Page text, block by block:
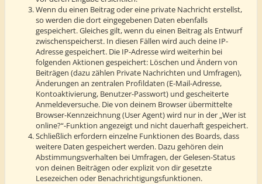
Wenn du einen Beitrag oder eine private Nachricht erstellst,
so werden die dort eingegebenen Daten ebenfalls
gespeichert. Gleiches gilt, wenn du einen Beitrag als Entwurf
zwischenspeicherst. In diesen Fällen wird auch deine IP-
Adresse gespeichert. Die IP-Adresse wird weiterhin bei
folgenden Aktionen gespeichert: Löschen und Ändern von
Beiträgen (dazu zählen Private Nachrichten und Umfragen),
Änderungen an zentralen Profildaten (E-Mail-Adresse,
Kontoaktivierung, Benutzer-Passwort) und gescheiterte
Anmeldeversuche. Die von deinem Browser übermittelte
Browser-Kennzeichnung (User Agent) wird nur in der „Wer ist
online?“-Funktion angezeigt und nicht dauerhaft gespeichert.
Schließlich erfordern einzelne Funktionen des Boards, dass
weitere Daten gespeichert werden. Dazu gehören dein
Abstimmungsverhalten bei Umfragen, der Gelesen-Status
von deinen Beiträgen oder explizit von dir gesetzte
Lesezeichen oder Benachrichtigungsfunktionen.